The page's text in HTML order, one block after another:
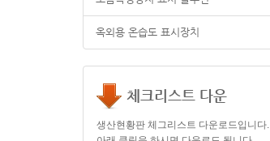
옥외용 온습도 표시장치
체크리스트 다운
생산현황판 체그리스트 다운로드입니다.